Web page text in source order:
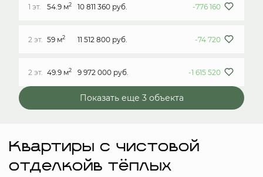
1 эт. 54.9 м2 10 811 360 руб. -776 160
2 эт. 59 м2 11 512 800 руб. -74 720
2 эт. 49.9 м2 9 972 000 руб. -1 615 520
Показать еще 3 объектa
Квартиры с чистовой
отделкойв тёплых